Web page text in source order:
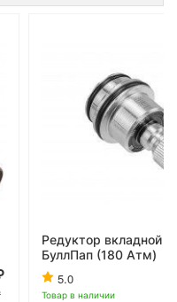
Редуктор вкладной
БуллПап (180 Атм)
5.0
Товар в наличии